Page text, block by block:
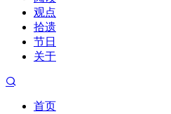
观点
拾遗
节日
关于
首页